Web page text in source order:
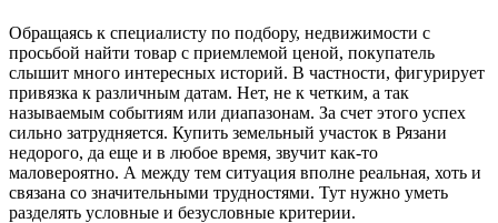
Обращаясь к специалисту по подбору, недвижимости с
просьбой найти товар с приемлемой ценой, покупатель
слышит много интересных историй. В частности, фигурирует
привязка к различным датам. Нет, не к четким, а так
называемым событиям или диапазонам. За счет этого успех
сильно затрудняется. Купить земельный участок в Рязани
недорого, да еще и в любое время, звучит как-то
маловероятно. А между тем ситуация вполне реальная, хоть и
связана со значительными трудностями. Тут нужно уметь
разделять условные и безусловные критерии.